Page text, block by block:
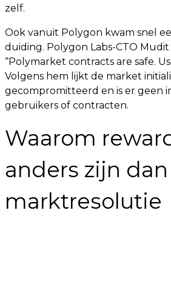
zelf.
Ook vanuit Polygon kwam snel
duiding. Polygon Labs-CTO
“Polymarket contracts are safe.
Volgens hem lijkt de market
gecompromitteerd en is er geen
gebruikers of contracten.
Waarom
anders zijn dan
marktresolutie